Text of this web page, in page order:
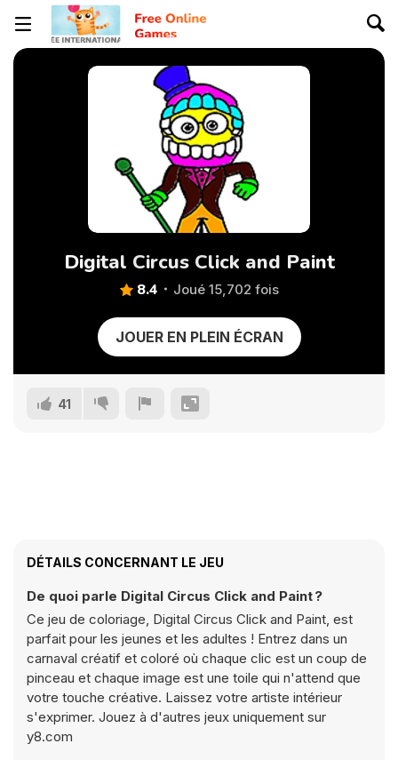
Digital Circus Click and Paint
8.4 Joué 15,702 fois
JOUER EN PLEIN ÉCRAN
41
DÉTAILS CONCERNANT LE JEU
De quoi parle Digital Circus Click and Paint ?
Ce jeu de coloriage, Digital Circus Click and Paint, est
parfait pour les jeunes et les adultes ! Entrez dans un
carnaval créatif et coloré où chaque clic est un coup de
pinceau et chaque image est une toile qui n'attend que
votre touche créative. Laissez votre artiste intérieur
s'exprimer. Jouez à d'autres jeux uniquement sur
y8.com